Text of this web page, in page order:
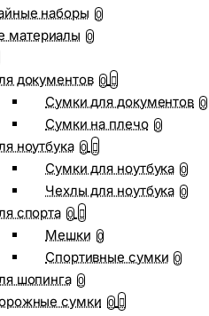
наборы 0
материалы 0
документов 0
Сумки для документов 0
Сумки на плечо 0
ноутбука 0
Сумки для ноутбука 0
Чехлы для ноутбука 0
спорта 0
Мешки 0
Спортивные сумки 0
шопинга 0
сумки 0